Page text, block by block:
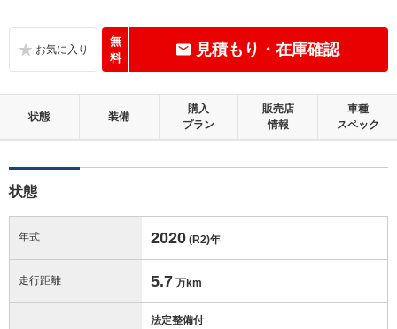
無
料
見積もり・在庫確認
状態 装備
購入
プラン
販売店
情報
車種
スペック
状態
年式 2020 (R2)年
走行距離 5.7 万km
法定整備付